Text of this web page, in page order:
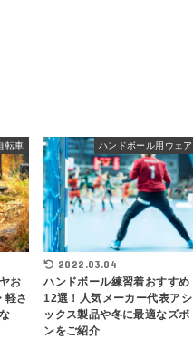
転車
お
軽さ
ハンドボール用ウェア
2022.03.04
ハンドボール練習着おすすめ
12選！人気メーカー代表アシ
ックス製品や冬に最適なズボ
ンをご紹介